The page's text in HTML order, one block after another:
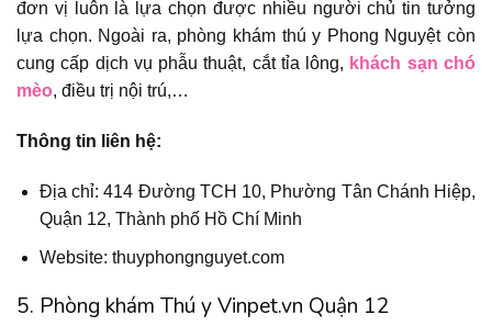
đơn vị luôn là lựa chọn được nhiều người chủ tin tưởng
lựa chọn. Ngoài ra, phòng khám thú y Phong Nguyệt còn
cung cấp dịch vụ phẫu thuật, cắt tỉa lông, khách sạn chó
mèo, điều trị nội trú,…
Thông tin liên hệ:
Địa chỉ: 414 Đường TCH 10, Phường Tân Chánh Hiệp,
Quận 12, Thành phố Hồ Chí Minh
Website: thuyphongnguyet.com
5. Phòng khám Thú y Vinpet.vn Quận 12